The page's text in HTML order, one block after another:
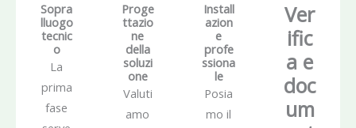
Sopra
lluogo
tecnic
o
La
prima
fase
Proge
ttazio
ne
della
soluzi
one
Valuti
amo
Install
azion
e
profe
ssiona
le
Posia
mo il
Ver
ific
a e
doc
um